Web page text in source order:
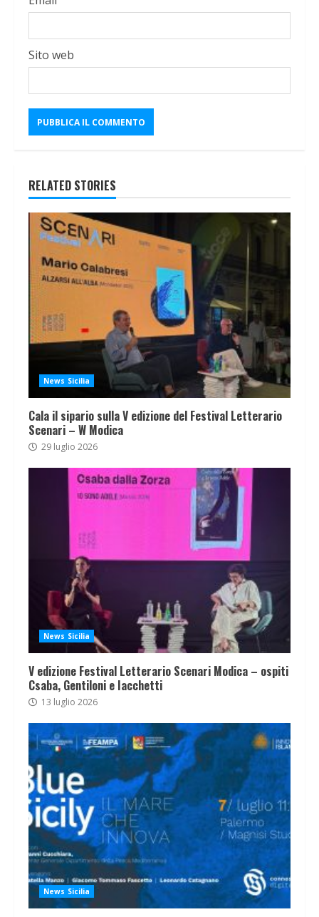
Sito web
RELATED STORIES
News Sicilia
Cala il sipario sulla V edizione del Festival Letterario
Scenari – W Modica
29 luglio 2026
News Sicilia
V edizione Festival Letterario Scenari Modica – ospiti
Csaba, Gentiloni e Iacchetti
13 luglio 2026
News Sicilia